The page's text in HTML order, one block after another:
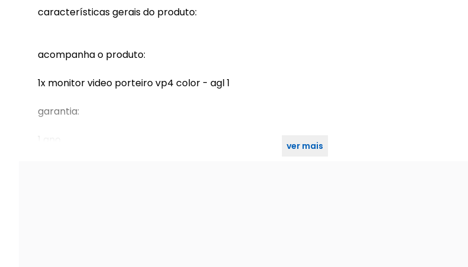
características gerais do produto:
acompanha o produto:
1x monitor video porteiro vp4 color - agl 1
garantia:
1 ano
ver mais